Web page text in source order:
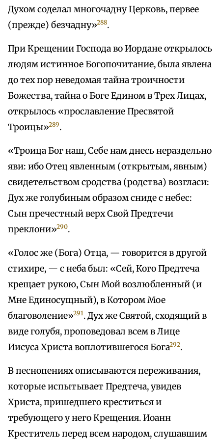
Духом соделал многочадну Церковь, первее
(прежде) безчадну»288.
При Крещении Господа во Иордане открылось
людям истинное Богопочитание, была явлена
до тех пор неведомая тайна троичности
Божества, тайна о Боге Едином в Трех Лицах,
открылось «прославление Пресвятой
Троицы»289.
«Троица Бог наш, Себе нам днесь нераздельно
яви: ибо Отец явленным (открытым, явным)
свидетельством сродства (родства) возгласи:
Дух же голубиным образом сниде с небес:
Сын пречестный верх Свой Предтечи
преклони»290.
«Голос же (Бога) Отца, — говорится в другой
стихире, — с неба был: «Сей, Кого Предтеча
крещает рукою, Сын Мой возлюбленный (и
Мне Единосущный), в Котором Мое
благоволение»291. Дух же Святой, сходящий в
виде голубя, проповедовал всем в Лице
Иисуса Христа воплотившегося Бога292.
В песнопениях описываются переживания,
которые испытывает Предтеча, увидев
Христа, пришедшего креститься и
требующего у него Крещения. Иоанн
Креститель перед всем народом, слушавшим